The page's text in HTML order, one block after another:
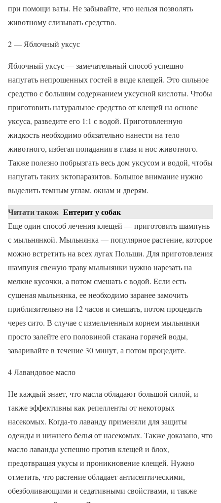
при помощи ваты. Не забывайте, что нельзя позволять
животному слизывать средство.
2 — Яблочный уксус
Яблочный уксус — замечательный способ успешно
напугать непрошенных гостей в виде клещей. Это сильное
средство с большим содержанием уксусной кислоты. Чтобы
приготовить натуральное средство от клещей на основе
уксуса, разведите его 1:1 с водой. Приготовленную
жидкость необходимо обязательно нанести на тело
животного, избегая попадания в глаза и нос животного.
Также полезно побрызгать весь дом уксусом и водой, чтобы
напугать таких эктопаразитов. Большое внимание нужно
выделить темным углам, окнам и дверям.
Читати також Ентерит у собак
Еще один способ лечения клещей — приготовить шампунь
с мыльнянкой. Мыльнянка — популярное растение, которое
можно встретить на всех лугах Польши. Для приготовления
шампуня свежую траву мыльнянки нужно нарезать на
мелкие кусочки, а потом смешать с водой. Если есть
сушеная мыльнянка, ее необходимо заранее замочить
приблизительно на 12 часов и смешать, потом процедить
через сито. В случае с измельченным корнем мыльнянки
просто залейте его половиной стакана горячей воды,
заваривайте в течение 30 минут, а потом процедите.
4 Лавандовое масло
Не каждый знает, что масла обладают большой силой, и
также эффективны как репелленты от некоторых
насекомых. Когда-то лаванду применяли для защиты
одежды и нижнего белья от насекомых. Также доказано, что
масло лаванды успешно против клещей и блох,
предотвращая укусы и проникновение клещей. Нужно
отметить, что растение обладает антисептическими,
обезболивающими и седативными свойствами, и также